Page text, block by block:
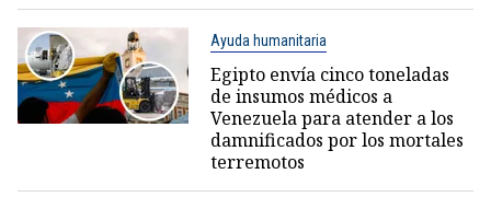
Ayuda humanitaria
Egipto envía cinco toneladas
de insumos médicos a
Venezuela para atender a los
damnificados por los mortales
terremotos